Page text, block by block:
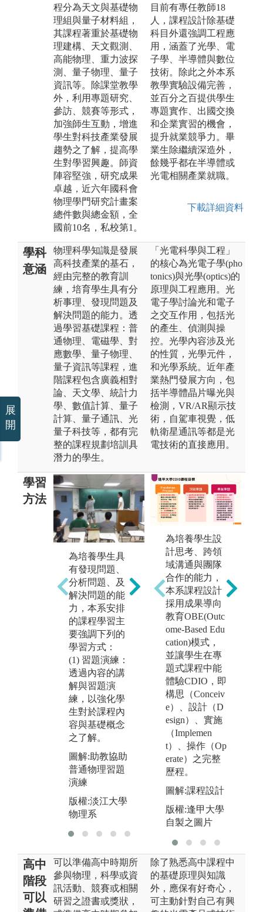
程分為天文與基礎物
理組與量子材料組，
其課程著重於基礎物
理建構、天文觀測、
高能物理、重力波探
測、量子物理、量子
資訊等。除課堂教學
外，利用專題研究、
參訪、競賽等形式，
加強師生互動，增進
學生對科技產業發展
趨勢之了解，提高學
生對學習興趣。師資
陣容堅強，研究成果
卓越，近六年國科會
物理學門研究計畫案
總件數與總金額，全
國前10名，私校第1。
目前有專任教師18
人，課程設計除基礎
科目外還強調工程應
用，涵蓋了光學、電
子學、半導體與數位
技術。除此之外本系
教學實驗設備完善，
並百分之百提供學生
專題實作、出國交換
和企業實習的機會，
提升就業競爭力。畢
業生除繼續深造外，
餘幾乎都在半導體或
光電相關產業就職。
下載詳細資料
學科
意涵
物理科學知識是發展
高科技產業的基石，
經由完整的教育訓
練，培育學生具有分
析事理、發現問題及
解決問題的能力。透
過學習基礎課程：普
通物理、電磁學、對
應數學、量子物理、
量子資訊等課程，進
階課程包含廣義相對
論、天文學、統計力
學、數值計算、量子
計算、量子通訊、光
量子科技等，都有完
整的課程規劃培訓具
潛力的學生。
「光電科學與工程」
的核心為光電子學(pho
tonics)與光學(optics)的
原理與工程應用。光
電子學討論光和電子
之交互作用，包括光
的產生、偵測與操
控。光學內容涉及光
的性質，光學元件，
和光學系統。近年產
業熱門發展方向，包
括半導體晶片曝光與
檢測，VR/AR顯示技
術，自駕車視覺，低
軌衛星通訊等都是光
電技術的直接應用。
學習
方法
為培養學生具
有發現問題、
分析問題、及
解決問題的能
力，本系安排
的課程學習主
要強調下列的
學習方式：
(1) 習題演練：
透過內容的講
解與習題演
練，以強化學
生對於課程內
容與基礎概念
之了解。
圖解:助教協助
普通物理習題
演練
版權:淡江大學
物理系
(2) 實驗操作：
透過各種不同
的實驗課程，
以培養學生的
實作能力。
圖解:大學部電
子學實驗
版權:淡江大學
物理系
為培養學生設
計思考、跨領
域溝通與團隊
合作的能力，
本系課程設計
採用成果導向
教育OBE(Outc
ome-Based Edu
cation)模式，
並讓學生在專
題式課程中能
體驗CDIO，即
構思（Conceiv
e）、設計（D
esign）、實施
（Implemen
t）、操作（Op
erate）之完整
歷程。
圖解:課程設計
版權:逢甲大學
自製之圖片
高中
階段
可以
可以準備高中時期所
參與物理，科學或資
訊活動、競賽或相關
研習之證書或獎狀，
除了熟悉高中課程中
的基礎原理與知識
外，應保有好奇心，
可主動針對自己有興
展
開